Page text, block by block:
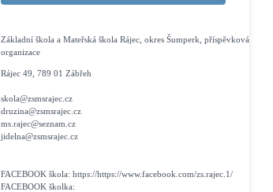
Základní škola a Mateřská škola Rájec, okres Šumperk, příspěvková
organizace
Rájec 49, 789 01 Zábřeh
skola@zsmsrajec.cz
druzina@zsmsrajec.cz
ms.rajec@seznam.cz
jidelna@zsmsrajec.cz
FACEBOOK škola: https://https://www.facebook.com/zs.rajec.1/
FACEBOOK školka: